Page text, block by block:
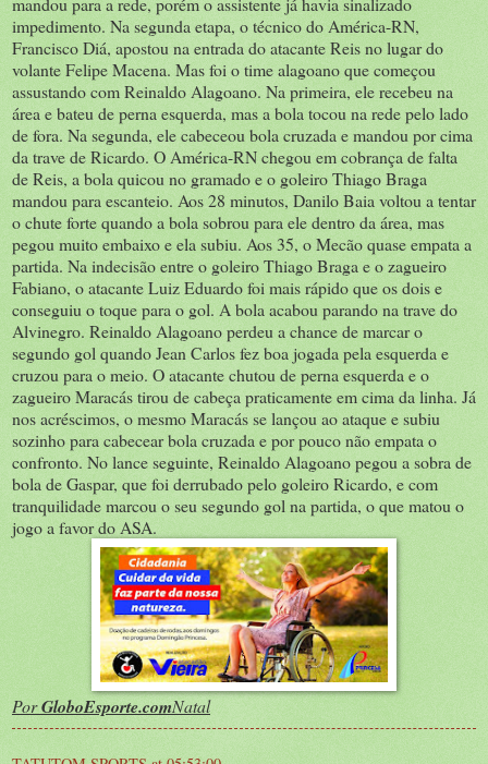
impedimento. Na segunda etapa, o técnico do América-RN,
Francisco Diá, apostou na entrada do atacante Reis no lugar do
volante Felipe Macena. Mas foi o time alagoano que começou
assustando com Reinaldo Alagoano. Na primeira, ele recebeu na
área e bateu de perna esquerda, mas a bola tocou na rede pelo lado
de fora. Na segunda, ele cabeceou bola cruzada e mandou por cima
da trave de Ricardo. O América-RN chegou em cobrança de falta
de Reis, a bola quicou no gramado e o goleiro Thiago Braga
mandou para escanteio. Aos 28 minutos, Danilo Baia voltou a tentar
o chute forte quando a bola sobrou para ele dentro da área, mas
pegou muito embaixo e ela subiu. Aos 35, o Mecão quase empata a
partida. Na indecisão entre o goleiro Thiago Braga e o zagueiro
Fabiano, o atacante Luiz Eduardo foi mais rápido que os dois e
conseguiu o toque para o gol. A bola acabou parando na trave do
Alvinegro. Reinaldo Alagoano perdeu a chance de marcar o
segundo gol quando Jean Carlos fez boa jogada pela esquerda e
cruzou para o meio. O atacante chutou de perna esquerda e o
zagueiro Maracás tirou de cabeça praticamente em cima da linha. Já
nos acréscimos, o mesmo Maracás se lançou ao ataque e subiu
sozinho para cabecear bola cruzada e por pouco não empata o
confronto. No lance seguinte, Reinaldo Alagoano pegou a sobra de
bola de Gaspar, que foi derrubado pelo goleiro Ricardo, e com
tranquilidade marcou o seu segundo gol na partida, o que matou o
jogo a favor do ASA.
PorGloboEsporte.comNatal